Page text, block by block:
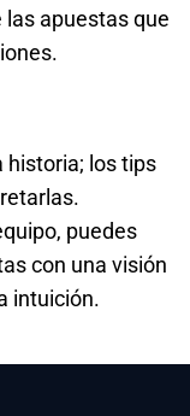
apuestas que
historia; los tips
puedes
con una visión
intuición.